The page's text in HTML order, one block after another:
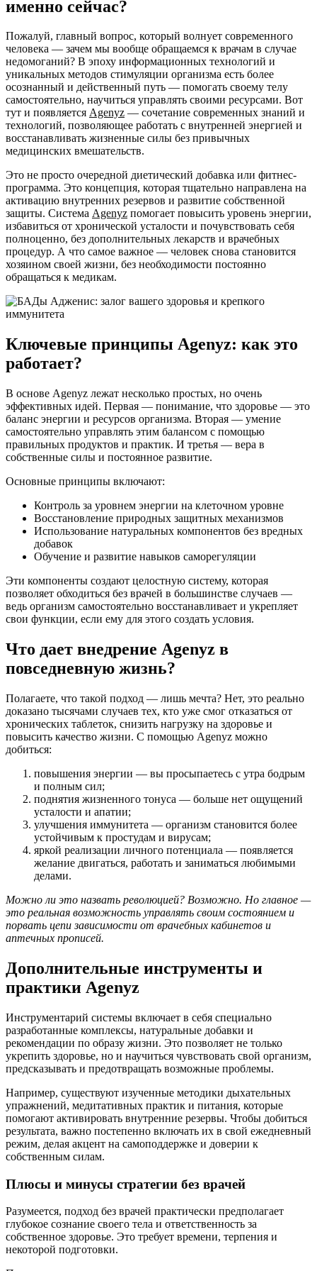
именно сейчас?
Пожалуй, главный вопрос, который волнует современного
человека — зачем мы вообще обращаемся к врачам в случае
недомоганий? В эпоху информационных технологий и
уникальных методов стимуляции организма есть более
осознанный и действенный путь — помогать своему телу
самостоятельно, научиться управлять своими ресурсами. Вот
тут и появляется Agenyz — сочетание современных знаний и
технологий, позволяющее работать с внутренней энергией и
восстанавливать жизненные силы без привычных
медицинских вмешательств.
Это не просто очередной диетический добавка или фитнес-
программа. Это концепция, которая тщательно направлена на
активацию внутренних резервов и развитие собственной
защиты. Система Agenyz помогает повысить уровень энергии,
избавиться от хронической усталости и почувствовать себя
полноценно, без дополнительных лекарств и врачебных
процедур. А что самое важное — человек снова становится
хозяином своей жизни, без необходимости постоянно
обращаться к медикам.
Ключевые принципы Agenyz: как это
работает?
В основе Agenyz лежат несколько простых, но очень
эффективных идей. Первая — понимание, что здоровье — это
баланс энергии и ресурсов организма. Вторая — умение
самостоятельно управлять этим балансом с помощью
правильных продуктов и практик. И третья — вера в
собственные силы и постоянное развитие.
Основные принципы включают:
Контроль за уровнем энергии на клеточном уровне
Восстановление природных защитных механизмов
Использование натуральных компонентов без вредных
добавок
Обучение и развитие навыков саморегуляции
Эти компоненты создают целостную систему, которая
позволяет обходиться без врачей в большинстве случаев —
ведь организм самостоятельно восстанавливает и укрепляет
свои функции, если ему для этого создать условия.
Что дает внедрение Agenyz в
повседневную жизнь?
Полагаете, что такой подход — лишь мечта? Нет, это реально
доказано тысячами случаев тех, кто уже смог отказаться от
хронических таблеток, снизить нагрузку на здоровье и
повысить качество жизни. С помощью Agenyz можно
добиться:
повышения энергии — вы просыпаетесь с утра бодрым
и полным сил;
поднятия жизненного тонуса — больше нет ощущений
усталости и апатии;
улучшения иммунитета — организм становится более
устойчивым к простудам и вирусам;
яркой реализации личного потенциала — появляется
желание двигаться, работать и заниматься любимыми
делами.
Можно ли это назвать революцией? Возможно. Но главное —
это реальная возможность управлять своим состоянием и
порвать цепи зависимости от врачебных кабинетов и
аптечных прописей.
Дополнительные инструменты и
практики Agenyz
Инструментарий системы включает в себя специально
разработанные комплексы, натуральные добавки и
рекомендации по образу жизни. Это позволяет не только
укрепить здоровье, но и научиться чувствовать свой организм,
предсказывать и предотвращать возможные проблемы.
Например, существуют изученные методики дыхательных
упражнений, медитативных практик и питания, которые
помогают активировать внутренние резервы. Чтобы добиться
результата, важно постепенно включать их в свой ежедневный
режим, делая акцент на самоподдержке и доверии к
собственным силам.
Плюсы и минусы стратегии без врачей
Разумеется, подход без врачей практически предполагает
глубокое сознание своего тела и ответственность за
собственное здоровье. Это требует времени, терпения и
некоторой подготовки.